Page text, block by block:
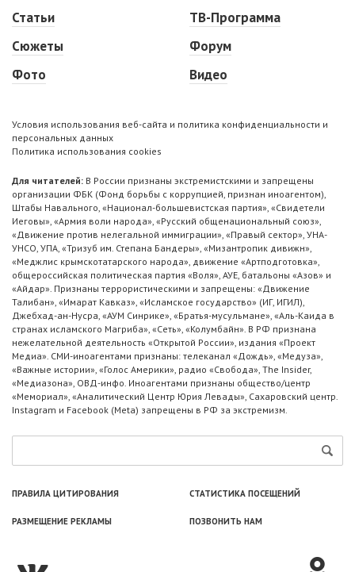
Статьи
Сюжеты
Фото
ТВ-Программа
Форум
Видео
Условия использования веб-сайта и политика конфиденциальности и
персональных данных
Политика использования cookies
Для читателей: В России признаны экстремистскими и запрещены
организации ФБК (Фонд борьбы с коррупцией, признан иноагентом),
Штабы Навального, «Национал-большевистская партия», «Свидетели
Иеговы», «Армия воли народа», «Русский общенациональный союз»,
«Движение против нелегальной иммиграции», «Правый сектор», УНА-
УНСО, УПА, «Тризуб им. Степана Бандеры», «Мизантропик дивижн»,
«Меджлис крымскотатарского народа», движение «Артподготовка»,
общероссийская политическая партия «Воля», АУЕ, батальоны «Азов» и
«Айдар». Признаны террористическими и запрещены: «Движение
Талибан», «Имарат Кавказ», «Исламское государство» (ИГ, ИГИЛ),
Джебхад-ан-Нусра, «АУМ Синрике», «Братья-мусульмане», «Аль-Каида в
странах исламского Магриба», «Сеть», «Колумбайн». В РФ признана
нежелательной деятельность «Открытой России», издания «Проект
Медиа». СМИ-иноагентами признаны: телеканал «Дождь», «Медуза»,
«Важные истории», «Голос Америки», радио «Свобода», The Insider,
«Медиазона», ОВД-инфо. Иноагентами признаны общество/центр
«Мемориал», «Аналитический Центр Юрия Левады», Сахаровский центр.
Instagram и Facebook (Metа) запрещены в РФ за экстремизм.
ПРАВИЛА ЦИТИРОВАНИЯ СТАТИСТИКА ПОСЕЩЕНИЙ
РАЗМЕЩЕНИЕ РЕКЛАМЫ ПОЗВОНИТЬ НАМ